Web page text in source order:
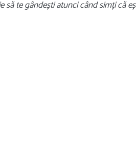
să te gândești atunci când simți că